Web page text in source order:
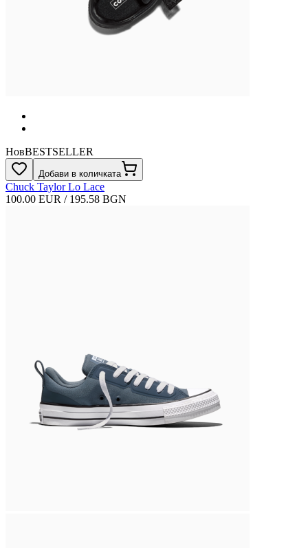
НовBESTSELLER
Добави в количката
Chuck Taylor Lo Lace
100.00 EUR / 195.58 BGN